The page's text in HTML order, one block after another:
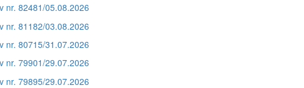
nr. 82481/05.08.2026
nr. 81182/03.08.2026
nr. 80715/31.07.2026
nr. 79901/29.07.2026
nr. 79895/29.07.2026